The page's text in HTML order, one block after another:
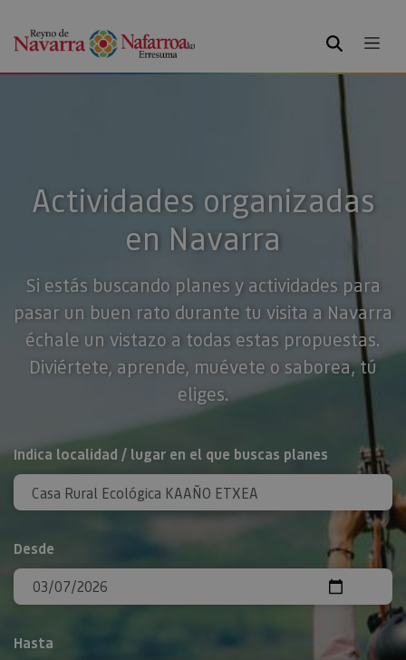
BUSCAR
Actividades organizadas
en Navarra
Si estás buscando planes y actividades para
pasar un buen rato durante tu visita a Navarra
échale un vistazo a todas estas propuestas.
Diviértete, aprende, muévete o saborea, tú
eliges.
BUSCAR
Indica localidad / lugar en el que buscas planes
Desde
Hasta